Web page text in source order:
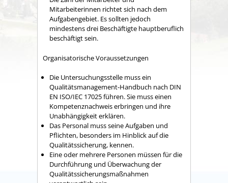
Mitarbeiterinnen richtet sich nach dem
Aufgabengebiet. Es sollten jedoch
mindestens drei Beschäftigte hauptberuflich
beschäftigt sein.
Organisatorische Voraussetzungen
Die Untersuchungsstelle muss ein
Qualitätsmanagement-Handbuch nach DIN
EN ISO/IEC 17025 führen. Sie muss einen
Kompetenznachweis erbringen und ihre
Unabhängigkeit erklären.
Das Personal muss seine Aufgaben und
Pflichten, besonders im Hinblick auf die
Qualitätssicherung, kennen.
Eine oder mehrere Personen müssen für die
Durchführung und Überwachung der
Qualitätssicherungsmaßnahmen